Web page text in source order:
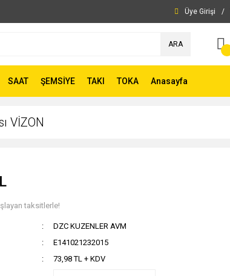
Üye Girişi /
ARA
SAAT ŞEMSİYE TAKI TOKA Anasayfa
VİZON
taksitlerle!
DZC KUZENLER AVM
E141021232015
73,98 TL + KDV